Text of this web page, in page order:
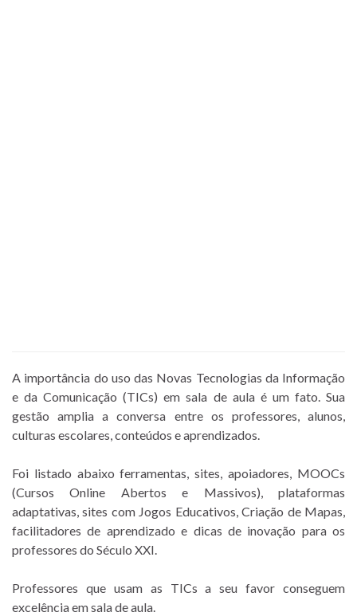
A importância do uso das Novas Tecnologias da Informação
e da Comunicação (TICs) em sala de aula é um fato. Sua
gestão amplia a conversa entre os professores, alunos,
culturas escolares, conteúdos e aprendizados.
Foi listado abaixo ferramentas, sites, apoiadores, MOOCs
(Cursos Online Abertos e Massivos), plataformas
adaptativas, sites com Jogos Educativos, Criação de Mapas,
facilitadores de aprendizado e dicas de inovação para os
professores do Século XXI.
Professores que usam as TICs a seu favor conseguem
excelência em sala de aula.